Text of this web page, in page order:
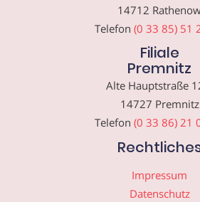
14712
Telefon (0 33 85) 51
Filiale
Premnitz
Alte Hauptstraße
14727 Premnitz
Telefon (0 33 86) 21
Impressum
Datenschutz